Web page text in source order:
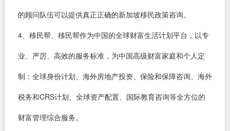
的顾问队伍可以提供真正正确的新加坡移民政策咨询。
4、移民帮、移民帮作为中国的全球财富生活计划平台，以专
业、严厉、高效的服务标准，为中国高级财富家庭和个人定
制：全球身份计划、海外房地产投资、保险和保障咨询、海外
税务和CRS计划、全球资产配置、国际教育咨询等全方位的
财富管理综合服务。